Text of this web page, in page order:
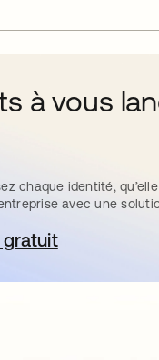
à vous
chaque identité,
avec une
gratuit
s’ouvre dans un